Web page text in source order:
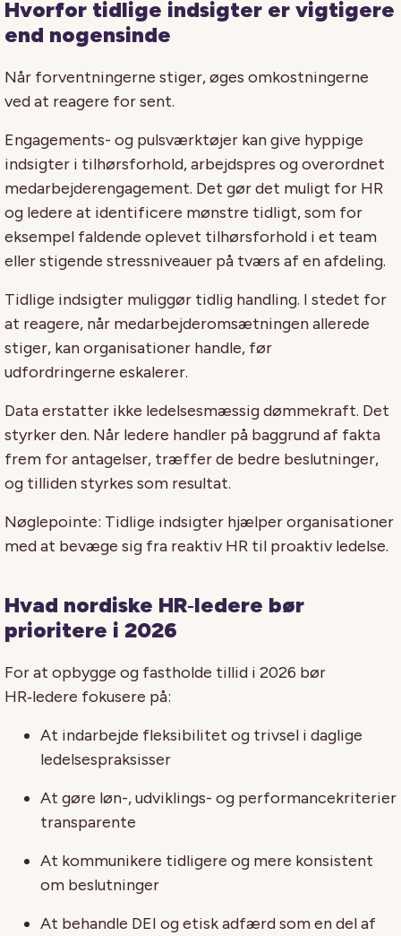
Hvorfor tidlige indsigter er vigtigere
end nogensinde
Når forventningerne stiger, øges omkostningerne
ved at reagere for sent.
Engagements- og pulsværktøjer kan give hyppige
indsigter i tilhørsforhold, arbejdspres og overordnet
medarbejderengagement. Det gør det muligt for HR
og ledere at identificere mønstre tidligt, som for
eksempel faldende oplevet tilhørsforhold i et team
eller stigende stressniveauer på tværs af en afdeling.
Tidlige indsigter muliggør tidlig handling. I stedet for
at reagere, når medarbejderomsætningen allerede
stiger, kan organisationer handle, før
udfordringerne eskalerer.
Data erstatter ikke ledelsesmæssig dømmekraft. Det
styrker den. Når ledere handler på baggrund af fakta
frem for antagelser, træffer de bedre beslutninger,
og tilliden styrkes som resultat.
Nøglepointe: Tidlige indsigter hjælper organisationer
med at bevæge sig fra reaktiv HR til proaktiv ledelse.
Hvad nordiske HR‑ledere bør
prioritere i 2026
For at opbygge og fastholde tillid i 2026 bør
HR‑ledere fokusere på:
At indarbejde fleksibilitet og trivsel i daglige
ledelsespraksisser
At gøre løn-, udviklings- og performancekriterier
transparente
At kommunikere tidligere og mere konsistent
om beslutninger
At behandle DEI og etisk adfærd som en del af